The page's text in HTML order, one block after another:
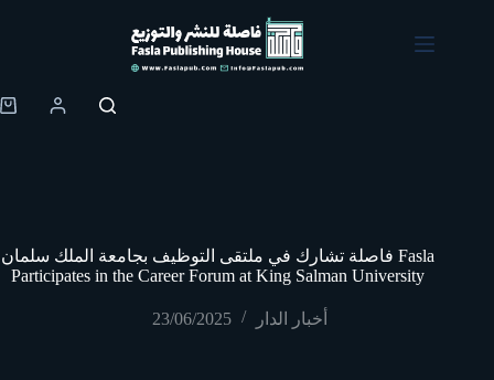
Shopping
فاصلة تشارك في ملتقى التوظيف بجامعة الملك سلمان Fasla
Participates in the Career Forum at King Salman University
23/06/2025 أخبار الدار